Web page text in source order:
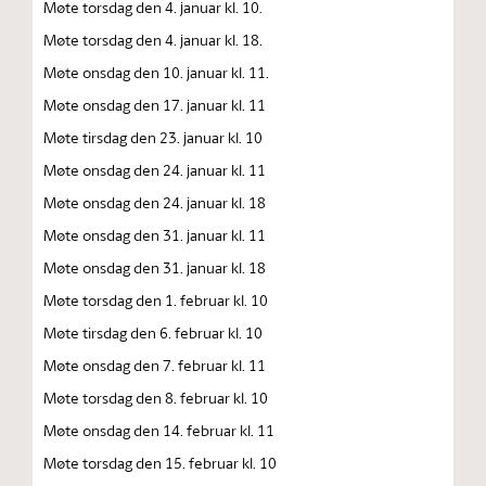
Møte torsdag den 4. januar kl. 10.
Møte torsdag den 4. januar kl. 18.
Møte onsdag den 10. januar kl. 11.
Møte onsdag den 17. januar kl. 11
Møte tirsdag den 23. januar kl. 10
Møte onsdag den 24. januar kl. 11
Møte onsdag den 24. januar kl. 18
Møte onsdag den 31. januar kl. 11
Møte onsdag den 31. januar kl. 18
Møte torsdag den 1. februar kl. 10
Møte tirsdag den 6. februar kl. 10
Møte onsdag den 7. februar kl. 11
Møte torsdag den 8. februar kl. 10
Møte onsdag den 14. februar kl. 11
Møte torsdag den 15. februar kl. 10